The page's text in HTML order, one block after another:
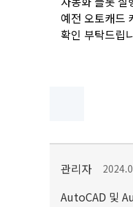
예전 오토캐드
확인 부탁드립
관리자
AutoCAD 및